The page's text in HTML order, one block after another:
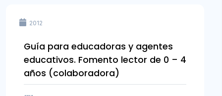
2012
Guía para educadoras y agentes
educativos. Fomento lector de 0 – 4
años (colaboradora)